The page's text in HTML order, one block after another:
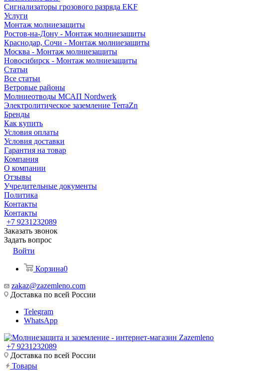
Сигнализаторы грозового разряда EKF
Услуги
Монтаж молниезащиты
Ростов-на-Дону - Монтаж молниезащиты
Краснодар, Сочи - Монтаж молниезащиты
Москва - Монтаж молниезащиты
Новосибирск - Монтаж молниезащиты
Статьи
Все статьи
Ветровые районы
Молниеотводы МСАП Nordwerk
Электролитическое заземление TerraZn
Бренды
Как купить
Условия оплаты
Условия доставки
Гарантия на товар
Компания
О компании
Отзывы
Учредительные документы
Политика
Контакты
Контакты
+7 9231232089
Заказать звонок
Задать вопрос
Войти
Корзина0
zakaz@zazemleno.com
Доставка по всей России
Telegram
WhatsApp
+7 9231232089
Доставка по всей России
Товары